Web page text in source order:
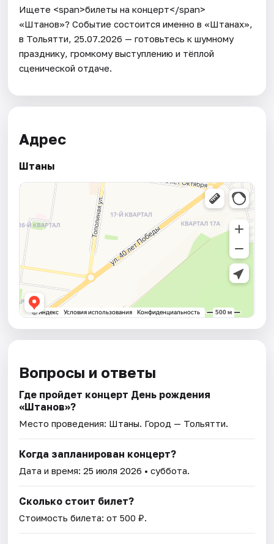
Ищете <span>билеты на концерт</span>
«Штанов»? Событие состоится именно в «Штанах»,
в Тольятти, 25.07.2026 — готовьтесь к шумному
празднику, громкому выступлению и тёплой
сценической отдаче.
Адрес
Штаны
Вопросы и ответы
Где пройдет концерт День рождения
«Штанов»?
Место проведения: Штаны. Город — Тольятти.
Когда запланирован концерт?
Дата и время:25 июля 2026 • суббота.
Сколько стоит билет?
Стоимость билета: от 500 ₽.